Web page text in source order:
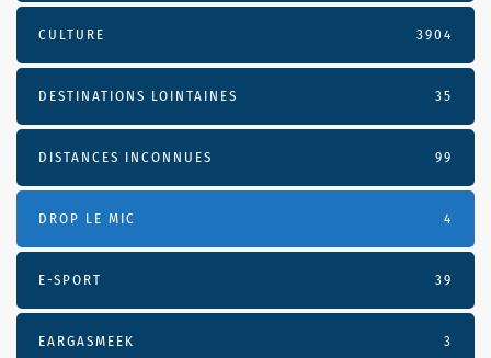
CULTURE 3904
DESTINATIONS LOINTAINES 35
DISTANCES INCONNUES 99
DROP LE MIC 4
E-SPORT 39
EARGASMEEK 3